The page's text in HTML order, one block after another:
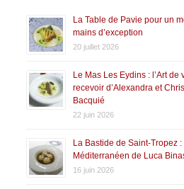
La Table de Pavie pour un
mains d’exception
20 juillet 2026
Le Mas Les Eydins : l’Art de
recevoir d’Alexandra et
Bacquié
22 juin 2026
La Bastide de Saint-Tropez :
Méditerranéen de Luca
16 juin 2026